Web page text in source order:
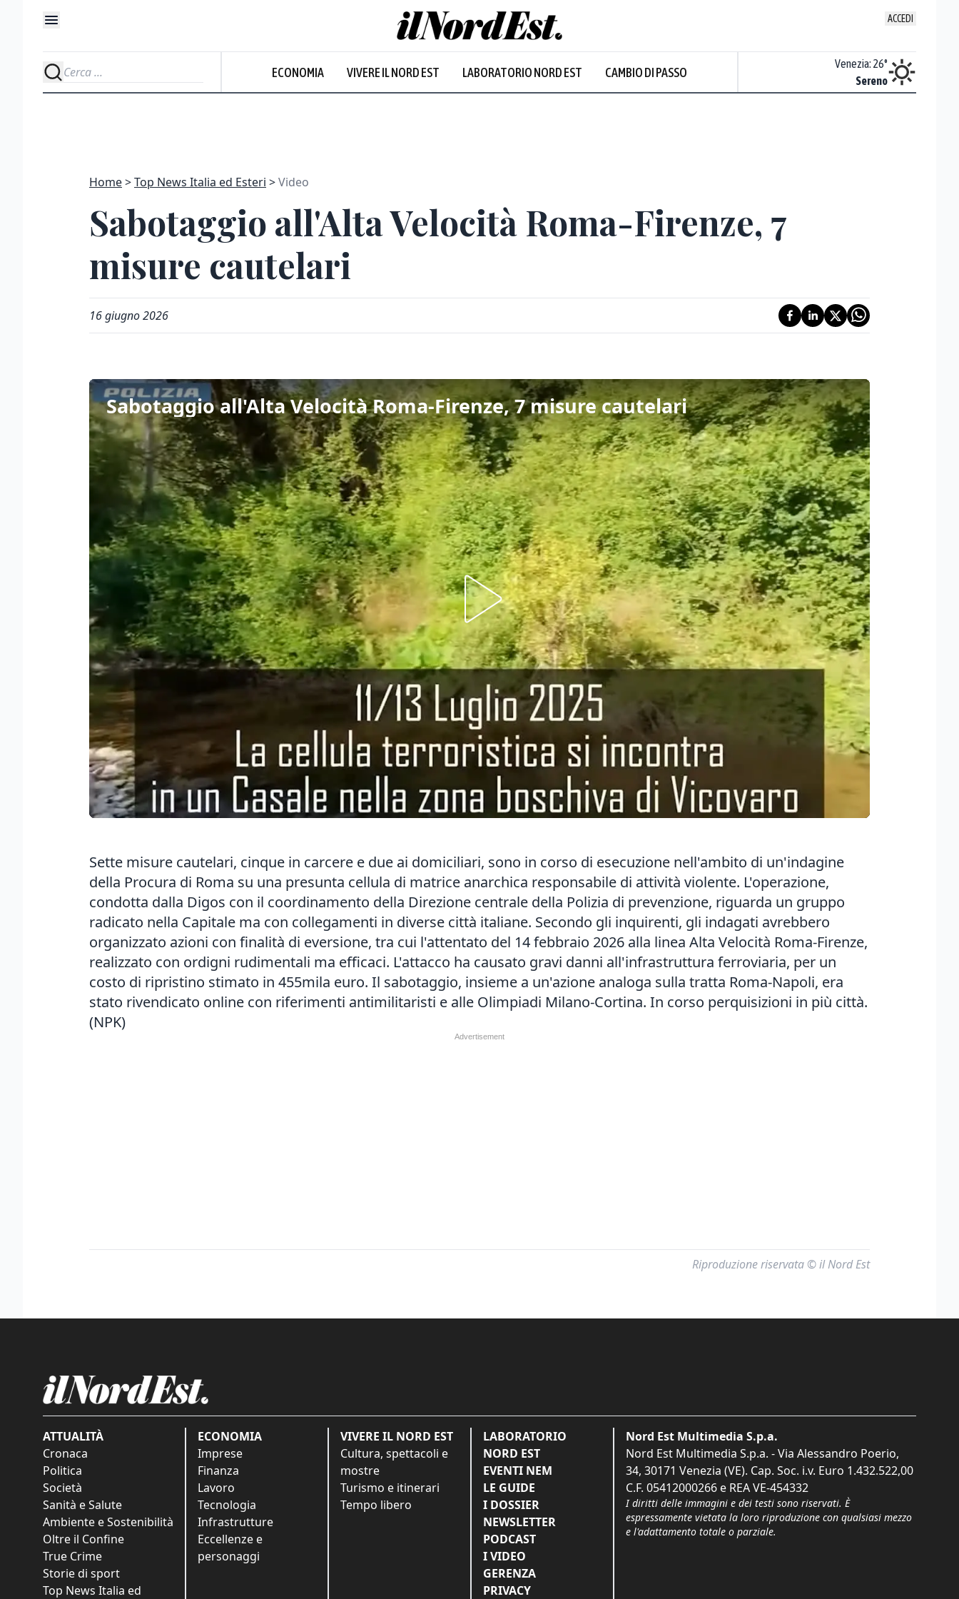
ACCEDI
ECONOMIA VIVERE IL NORD EST LABORATORIO NORD EST CAMBIO DI PASSO
Sereno
Venezia: 26°
Sereno
Home Top News Italia ed Esteri Video
Sabotaggio all'Alta Velocità Roma-Firenze, 7
misure cautelari
16 giugno 2026
Sabotaggio all'Alta Velocità Roma-Firenze, 7 misure cautelari
Sette misure cautelari, cinque in carcere e due ai domiciliari, sono in corso di esecuzione nell'ambito di un'indagine
della Procura di Roma su una presunta cellula di matrice anarchica responsabile di attività violente. L'operazione,
condotta dalla Digos con il coordinamento della Direzione centrale della Polizia di prevenzione, riguarda un gruppo
radicato nella Capitale ma con collegamenti in diverse città italiane. Secondo gli inquirenti, gli indagati avrebbero
organizzato azioni con finalità di eversione, tra cui l'attentato del 14 febbraio 2026 alla linea Alta Velocità Roma-Firenze,
realizzato con ordigni rudimentali ma efficaci. L'attacco ha causato gravi danni all'infrastruttura ferroviaria, per un
costo di ripristino stimato in 455mila euro. Il sabotaggio, insieme a un'azione analoga sulla tratta Roma-Napoli, era
stato rivendicato online con riferimenti antimilitaristi e alle Olimpiadi Milano-Cortina. In corso perquisizioni in più città.
(NPK)
Riproduzione riservata © il Nord Est
ATTUALITÀ
Cronaca
Politica
Società
Sanità e Salute
Ambiente e Sostenibilità
Oltre il Confine
True Crime
Storie di sport
Top News Italia ed
ECONOMIA
Imprese
Finanza
Lavoro
Tecnologia
Infrastrutture
Eccellenze e
personaggi
VIVERE IL NORD EST
Cultura, spettacoli e
mostre
Turismo e itinerari
Tempo libero
LABORATORIO
NORD EST
EVENTI NEM
LE GUIDE
I DOSSIER
NEWSLETTER
PODCAST
I VIDEO
GERENZA
PRIVACY
Nord Est Multimedia S.p.a.
Nord Est Multimedia S.p.a. - Via Alessandro Poerio,
34, 30171 Venezia (VE). Cap. Soc. i.v. Euro 1.432.522,00
C.F. 05412000266 e REA VE-454332
I diritti delle immagini e dei testi sono riservati. È
espressamente vietata la loro riproduzione con qualsiasi mezzo
e l'adattamento totale o parziale.